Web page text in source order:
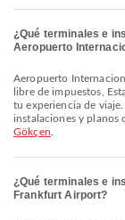
¿Qué terminales e
Aeropuerto
Aeropuerto Internacional Sabiha Gökçen ofrece Sala de guardería, Tienda
libre de impuestos,
tu experiencia de
instalaciones y planos
Gökçen
¿Qué terminales e
Frankfurt Airport?